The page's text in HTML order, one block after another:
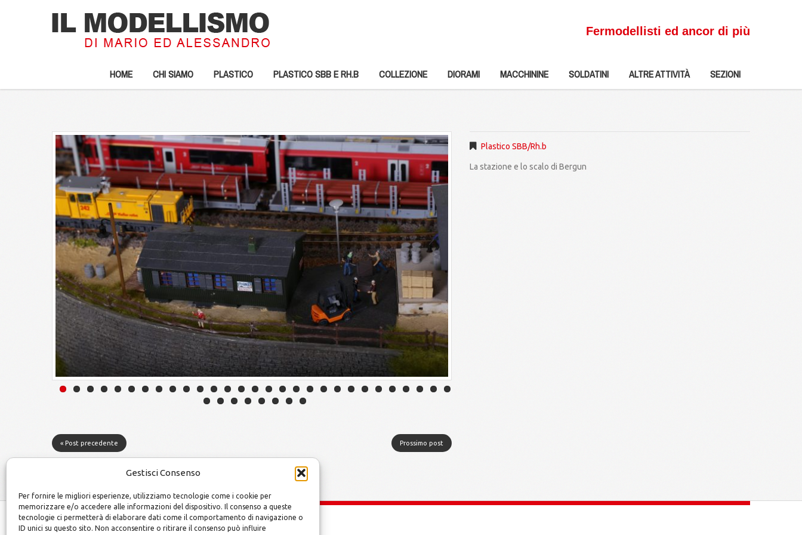
Gestisci Consenso
Per fornire le migliori esperienze, utilizziamo tecnologie come i cookie per
memorizzare e/o accedere alle informazioni del dispositivo. Il consenso a queste
tecnologie ci permetterà di elaborare dati come il comportamento di navigazione o
ID unici su questo sito. Non acconsentire o ritirare il consenso può influire
Fermodellisti ed ancor di più
HOME CHI SIAMO PLASTICO PLASTICO SBB E RH.B COLLEZIONE DIORAMI MACCHININE SOLDATINI ALTRE ATTIVITÀ SEZIONI
« Post precedente Prossimo post
Plastico SBB/Rh.b
La stazione e lo scalo di Bergun